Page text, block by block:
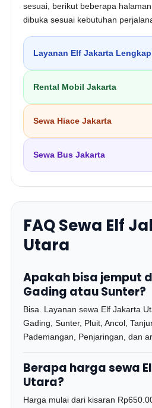
sesuai, berikut beberapa
dibuka sesuai kebutuhan
Layanan Elf Jakarta Lengkap
Rental Mobil Jakarta
Sewa Hiace Jakarta
Sewa Bus Jakarta
FAQ Sewa Elf
Utara
Apakah bisa jemput
Gading atau Sunter?
Bisa. Layanan sewa Elf Jakarta
Gading, Sunter, Pluit, Ancol,
Pademangan, Penjaringan, dan
Berapa harga sewa
Utara?
Harga mulai dari kisaran